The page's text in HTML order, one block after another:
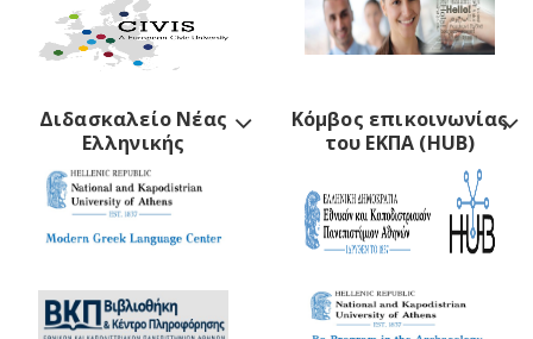
Διδασκαλείο Νέας
Ελληνικής
Κόμβος επικοινωνίας
του ΕΚΠΑ (HUB)